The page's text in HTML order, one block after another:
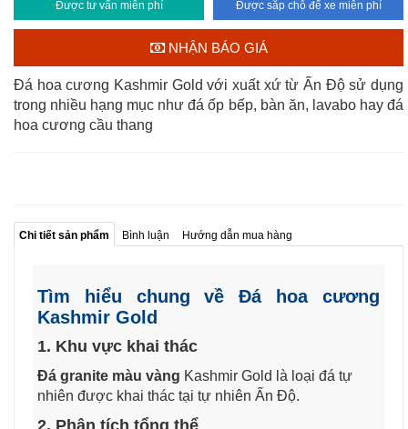
Được tư vấn miễn phí Được sắp chỗ để xe miễn phí
NHẬN BÁO GIÁ
Đá hoa cương Kashmir Gold với xuất xứ từ Ấn Độ sử dụng
trong nhiều hạng mục như đá ốp bếp, bàn ăn, lavabo hay đá
hoa cương cầu thang
Chi tiết sản phẩm Bình luận Hướng dẫn mua hàng
Tìm hiểu chung về Đá hoa cương
Kashmir Gold
1. Khu vực khai thác
Đá granite màu vàng Kashmir Gold là loại đá tự
nhiên được khai thác tại tự nhiên Ấn Độ.